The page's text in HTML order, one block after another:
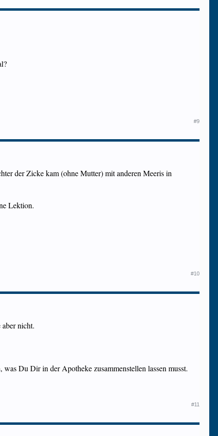
#9
der Zicke kam (ohne Mutter) mit anderen Meeris in
Lektion.
#10
nicht.
Du Dir in der Apotheke zusammenstellen lassen musst.
#11